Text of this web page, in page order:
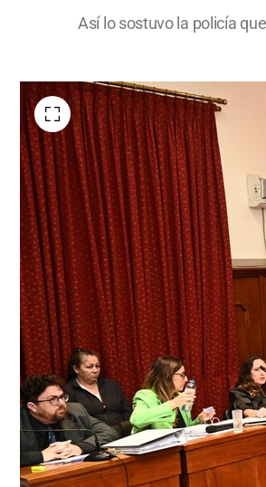
Así lo sostuvo la policía